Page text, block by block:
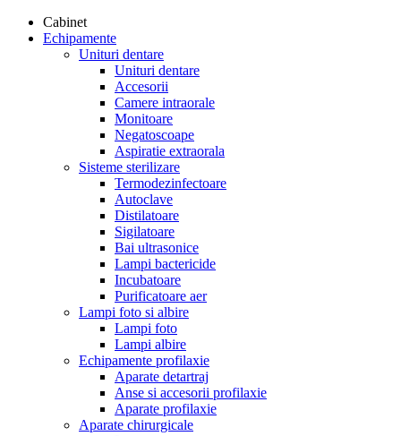
Cabinet
Echipamente
Unituri dentare
Unituri dentare
Accesorii
Camere intraorale
Monitoare
Negatoscoape
Aspiratie extraorala
Sisteme sterilizare
Termodezinfectoare
Autoclave
Distilatoare
Sigilatoare
Bai ultrasonice
Lampi bactericide
Incubatoare
Purificatoare aer
Lampi foto si albire
Lampi foto
Lampi albire
Echipamente profilaxie
Aparate detartraj
Anse si accesorii profilaxie
Aparate profilaxie
Aparate chirurgicale